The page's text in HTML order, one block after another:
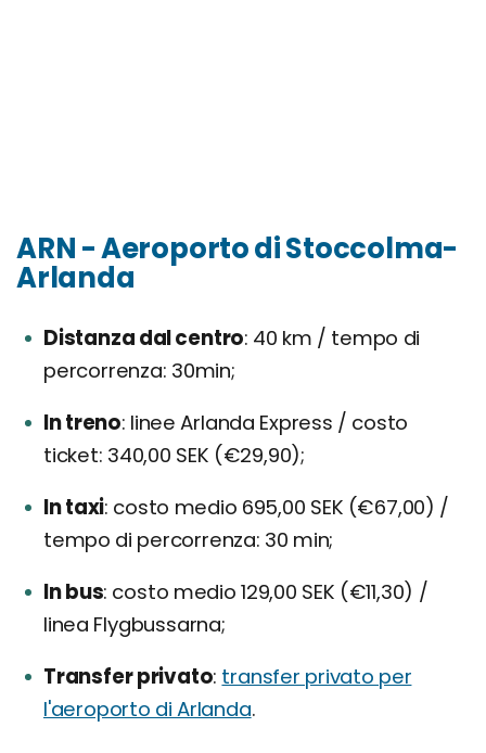
ARN - Aeroporto di Stoccolma-
Arlanda
Distanza dal centro 40 km / tempo di
percorrenza: 30min;
In treno linee Arlanda Express / costo
ticket: 340,00 SEK (€29,90);
In taxi costo medio 695,00 SEK (€67,00) /
tempo di percorrenza: 30 min;
In bus costo medio 129,00 SEK (€11,30) /
linea Flygbussarna;
Transfer privato transfer privato per
l'aeroporto di Arlanda.